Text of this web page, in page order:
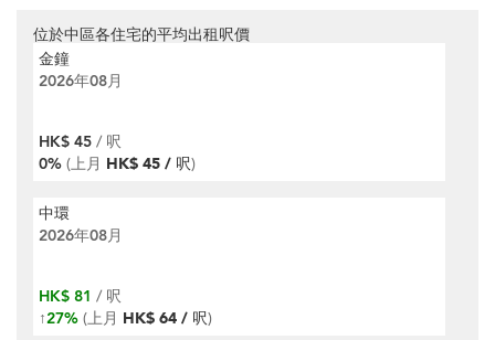
位於中區各住宅的平均出租呎價
金鐘
2026年08月
HK$ 45 / 呎
0% (上月 HK$ 45 / 呎)
中環
2026年08月
HK$ 81 / 呎
↑27% (上月 HK$ 64 / 呎)